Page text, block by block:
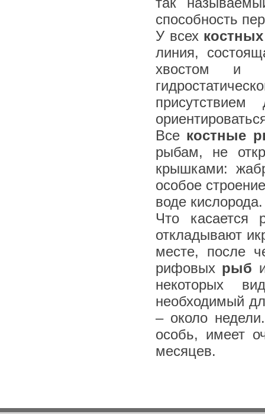
способность
У всех
линия,
хвостом и
Все костные
рыбам, не
крышками:
особое
воде кислорода.
Что касается
откладывают
месте, после
рифовых рыб
некоторых
необходимый
– около
особь, имеет
месяцев.